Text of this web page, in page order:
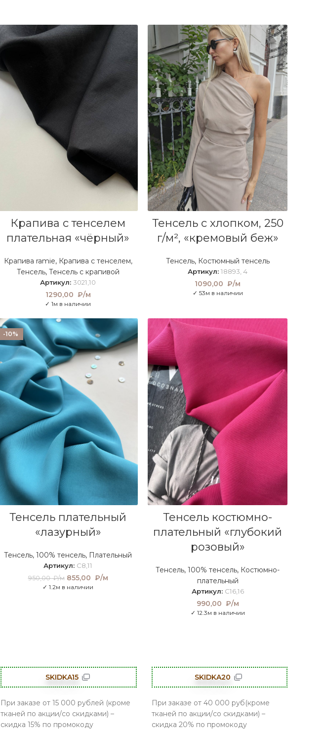
Крапива с тенселем
плательная «чёрный»
Крапива ramie, Крапива с тенселем,
Тенсель, Тенсель с крапивой
Артикул: 3021,10
1290,00 ₽/м
✓ 1м в наличии
Тенсель с хлопком, 250
г/м², «кремовый беж»
Тенсель, Костюмный тенсель
Артикул: 18893, 4
1090,00 ₽/м
✓ 53м в наличии
-10%
Тенсель плательный
«лазурный»
Тенсель, 100% тенсель, Плательный
Артикул: C8,11
950,00₽/м
Первоначальная
цена составляла
855,00 ₽/м
✓ 1.2м в наличии
Тенсель костюмно-
плательный «глубокий
розовый»
Тенсель, 100% тенсель, Костюмно-
плательный
Артикул: C16,16
990,00 ₽/м
✓ 12.3м в наличии
SKIDKA15
При заказе от 15 000 рублей (кроме
тканей по акции/со скидками) –
скидка 15% по промокоду
SKIDKA20
При заказе от 40 000 руб(кроме
тканей по акции/со скидками) –
скидка 20% по промокоду